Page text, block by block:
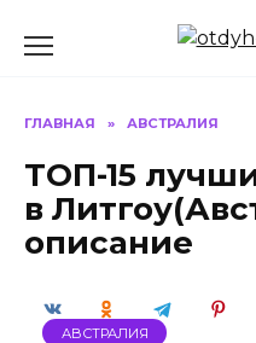
ГЛАВНАЯ » АВСТРАЛИЯ
ТОП-15
в
описание
АВСТРАЛИЯ